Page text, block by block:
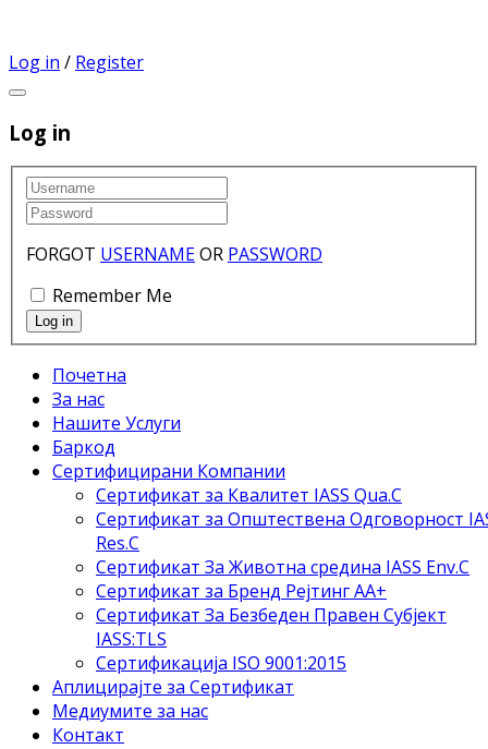
Log in / Register
Log in
FORGOT USERNAMEOR PASSWORD
Remember Me
Почетна
За нас
Нашите Услуги
Баркод
Сертифицирани Компании
Сертификат за Квалитет IASS Qua.C
Сертификат за Општествена Одговорност
Res.C
Сертификат За Животна средина IASS Env.C
Сертификат за Бренд Рејтинг АА+
Сертификат За Безбеден Правен Субјект
IASS:TLS
Сертификација ISO 9001:2015
Аплицирајте за Сертификат
Медиумите за нас
Контакт